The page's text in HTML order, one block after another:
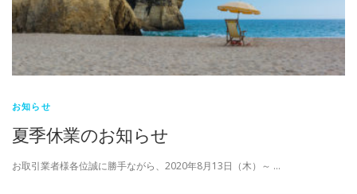
お知らせ
夏季休業のお知らせ
お取引業者様各位誠に勝手ながら、2020年8月13日（木）～ …